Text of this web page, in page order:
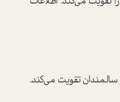
تقویت می‌کند.